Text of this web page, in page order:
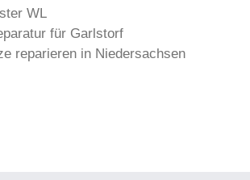
WL
für Garlstorf
reparieren in Niedersachsen